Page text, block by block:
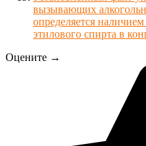
вызывающих
определяется
этилового спирта в
Оцените →